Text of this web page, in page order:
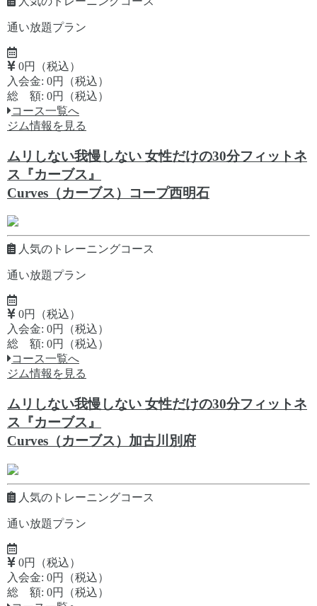
通い放題プラン
0円（税込）
入会金: 0円（税込）
総 額: 0円（税込）
コース一覧へ
ジム情報を見る
ムリしない我慢しない 女性だけの30分フィットネ
ス『カーブス』
Curves（カーブス）コープ西明石
人気のトレーニングコース
通い放題プラン
0円（税込）
入会金: 0円（税込）
総 額: 0円（税込）
コース一覧へ
ジム情報を見る
ムリしない我慢しない 女性だけの30分フィットネ
ス『カーブス』
Curves（カーブス）加古川別府
人気のトレーニングコース
通い放題プラン
0円（税込）
入会金: 0円（税込）
総 額: 0円（税込）